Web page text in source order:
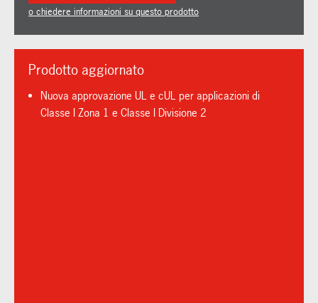
o chiedere informazioni su questo prodotto
Prodotto aggiornato
Nuova approvazione UL e cUL per applicazioni di
Classe I Zona 1 e Classe I Divisione 2